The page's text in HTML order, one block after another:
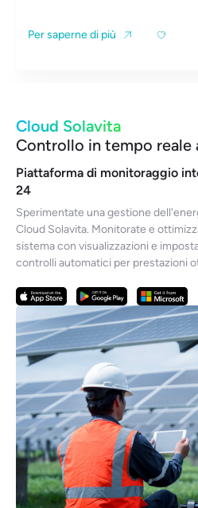
Per saperne di più
Cloud Solavita
Controllo in tempo reale
Piattaforma di monitoraggio
24
Sperimentate una gestione
Cloud Solavita. Monitorate e
sistema con visualizzazioni e
controlli automatici per prestazioni